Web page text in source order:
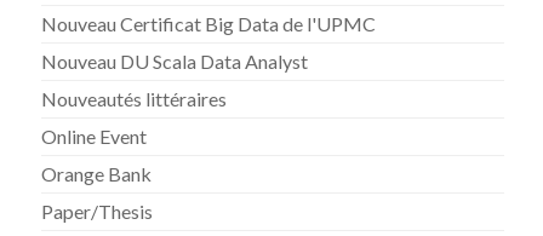
Nouveau Certificat Big Data de l'UPMC
Nouveau DU Scala Data Analyst
Nouveautés littéraires
Online Event
Orange Bank
Paper/Thesis